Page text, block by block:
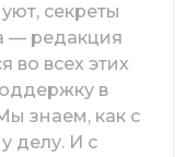
секреты
— редакция
во всех этих
в
знаем, как с
делу. И с